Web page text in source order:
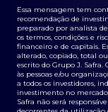
Essa mensagem tem
recomendação de
preparado por analista
os termos, condições e
financeiro e de capitais.
alterado, copiado, total
escrito do Grupo J.
às pessoas e/ou
a todos os investidores,
investimento no
Safra não será